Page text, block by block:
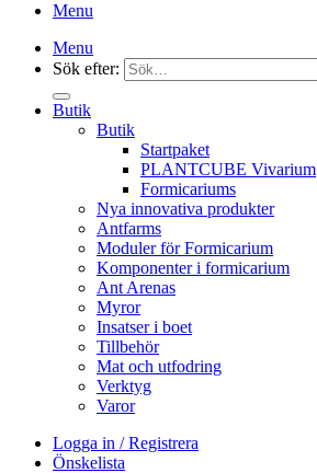
Menu
Menu
Sök efter:
Butik
Butik
Startpaket
PLANTCUBE Vivarium
Formicariums
Nya innovativa produkter
Antfarms
Moduler för Formicarium
Komponenter i formicarium
Ant Arenas
Myror
Insatser i boet
Tillbehör
Mat och utfodring
Verktyg
Varor
Logga in / Registrera
Önskelista